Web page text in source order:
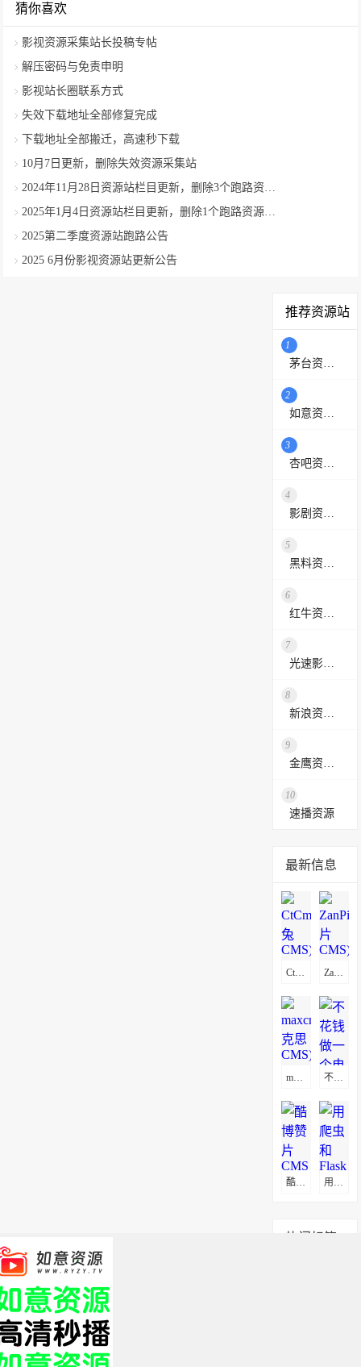
猜你喜欢
影视资源采集站长投稿专帖
解压密码与免责申明
影视站长圈联系方式
失效下载地址全部修复完成
下载地址全部搬迁，高速秒下载
10月7日更新，删除失效资源采集站
2025第二季度资源站跑路公告
2025 6月份影视资源站更新公告
推荐资源站
1
2
3
4
5
6
7
8
9
10
速播资源
最新信息
ZanPianCms(赞片CMS)通用采集教程(图文)
不花钱做一个电影网站方法
热门标签